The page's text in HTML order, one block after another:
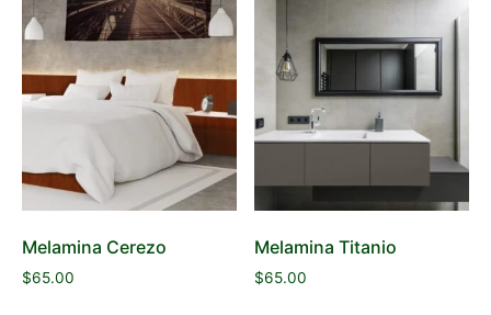
Melamina Cerezo
$65.00
Melamina Titanio
$65.00